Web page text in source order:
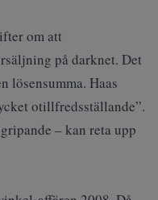
om att
på darknet. Det
lösensumma. Haas
otillfredsställande”.
– kan reta upp